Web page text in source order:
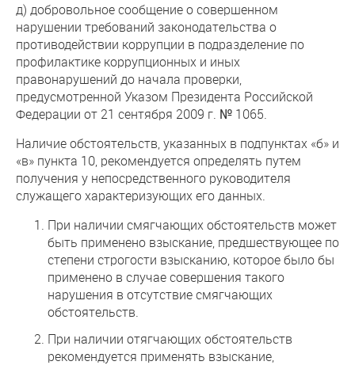
д) добровольное сообщение о совершенном
нарушении требований законодательства о
противодействии коррупции в подразделение по
профилактике коррупционных и иных
правонарушений до начала проверки,
предусмотренной Указом Президента Российской
Федерации от 21 сентября 2009 г. № 1065.
Наличие обстоятельств, указанных в подпунктах «б» и
«в» пункта 10, рекомендуется определять путем
получения у непосредственного руководителя
служащего характеризующих его данных.
При наличии смягчающих обстоятельств может
быть применено взыскание, предшествующее по
степени строгости взысканию, которое было бы
применено в случае совершения такого
нарушения в отсутствие смягчающих
обстоятельств.
При наличии отягчающих обстоятельств
рекомендуется применять взыскание,